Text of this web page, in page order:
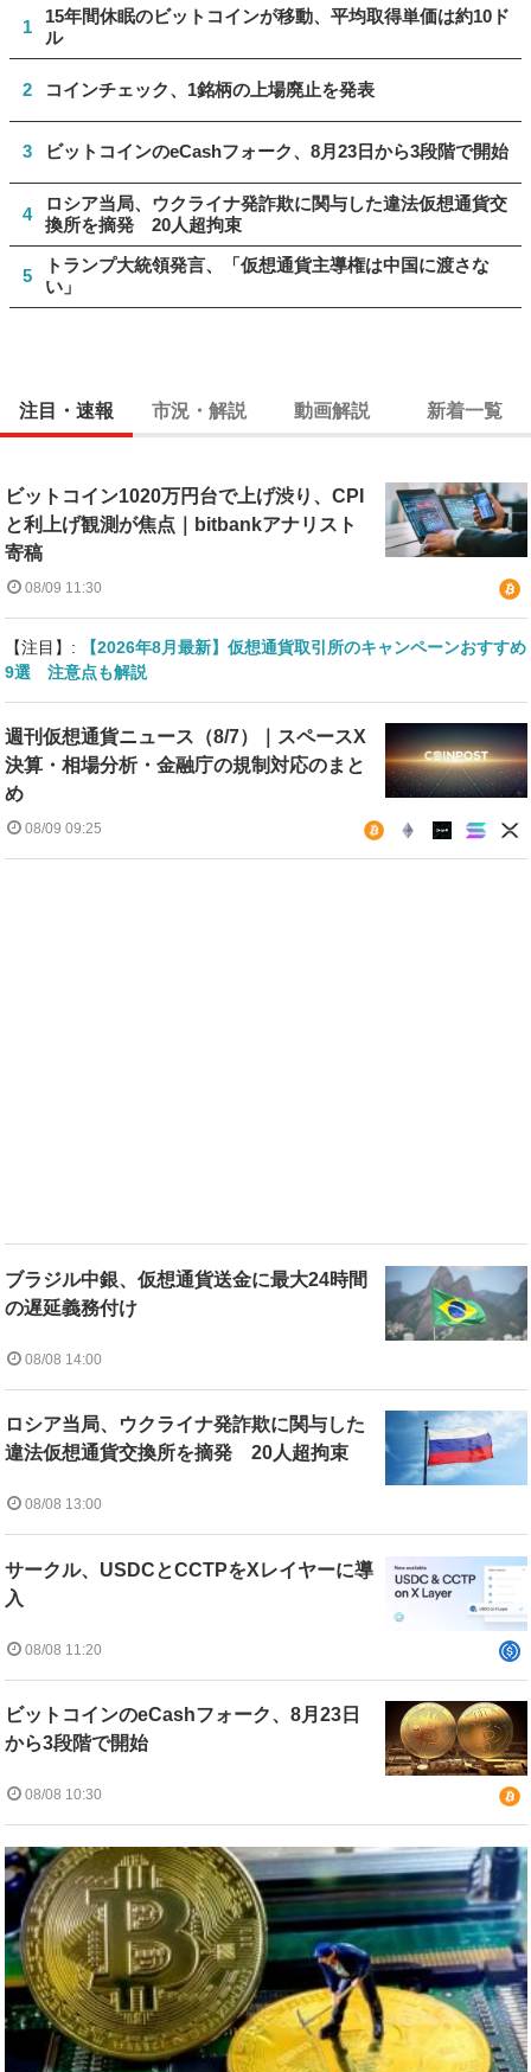
1
15年間休眠のビットコインが移動、平均取得単価は約10ド
ル
2 コインチェック、1銘柄の上場廃止を発表
3 ビットコインのeCashフォーク、8月23日から3段階で開始
4
ロシア当局、ウクライナ発詐欺に関与した違法仮想通貨交
換所を摘発 20人超拘束
5
トランプ大統領発言、「仮想通貨主導権は中国に渡さな
い」
注目・速報 市況・解説 動画解説 新着一覧
ビットコイン1020万円台で上げ渋り、CPI
と利上げ観測が焦点｜bitbankアナリスト
寄稿
08/09 11:30
【注目】:
【2026年8月最新】仮想通貨取引所のキャンペーンおすすめ
9選 注意点も解説
週刊仮想通貨ニュース（8/7）｜スペースX
決算・相場分析・金融庁の規制対応のまと
め
08/09 09:25
ブラジル中銀、仮想通貨送金に最大24時間
の遅延義務付け
08/08 14:00
ロシア当局、ウクライナ発詐欺に関与した
違法仮想通貨交換所を摘発 20人超拘束
08/08 13:00
サークル、USDCとCCTPをXレイヤーに導
入
08/08 11:20
ビットコインのeCashフォーク、8月23日
から3段階で開始
08/08 10:30